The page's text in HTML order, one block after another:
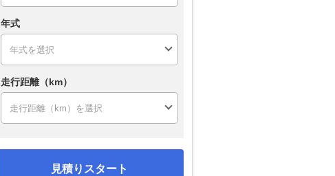
年式
走行距離（km）
見積りスタート